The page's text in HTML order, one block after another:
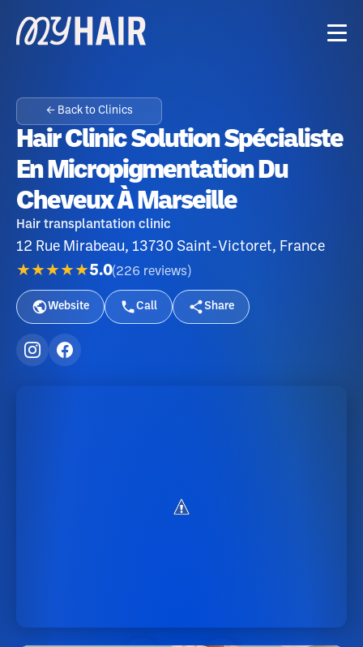
← Back to Clinics
Hair Clinic Solution Spécialiste
En Micropigmentation Du
Cheveux À Marseille
Hair transplantation clinic
12 Rue Mirabeau, 13730 Saint-Victoret, France
★★★★★5.0(226 reviews )
Website Call Share